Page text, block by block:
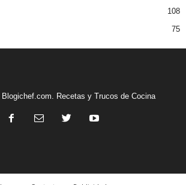
108
75
Recetas y Trucos de Cocina